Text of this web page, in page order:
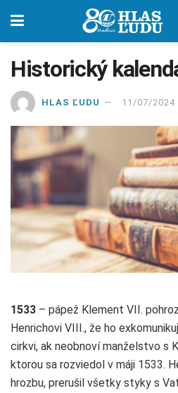
Historický
HLAS ĽUDU 11/07/2024
1533 – pápež Klement VII.
Henrichovi VIII., že ho
cirkvi, ak neobnoví manželstvo s
ktorou sa rozviedol v máji 1533.
hrozbu, prerušil všetky styky s